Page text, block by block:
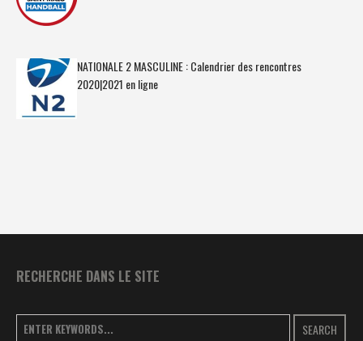
NATIONALE 2 MASCULINE : Calendrier des rencontres
2020|2021 en ligne
RECHERCHE DANS LE SITE
SEARCH